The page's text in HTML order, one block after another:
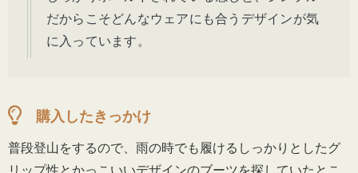
だからこそどんなウェアにも合うデザインが気
に入っています。
購入したきっかけ
普段登山をするので、雨の時でも履けるしっかりとしたグ
リップ性とかっこいいデザインのブーツを探していたとこ